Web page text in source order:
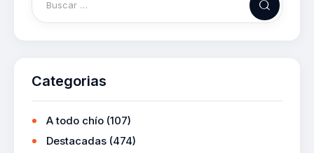
Categorias
A todo chío (107)
Destacadas (474)